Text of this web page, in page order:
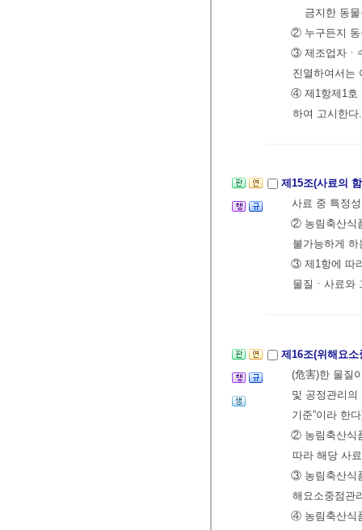
금지한 동
② 누구든지 동
③ 제조업자ㆍ
진열하여서는
④ 제1항제1호
하여 고시한
제15조(사료의
사료 중 특정
② 농림축산식
불가능하게
③ 제1항에 따
물질ㆍ사료와
제16조(위해요
(危害)한 물질
및 공정관리의
기준”이라 한
② 농림축산식
따라 해당 사
③ 농림축산식
해요소중점관
④ 농림축산식